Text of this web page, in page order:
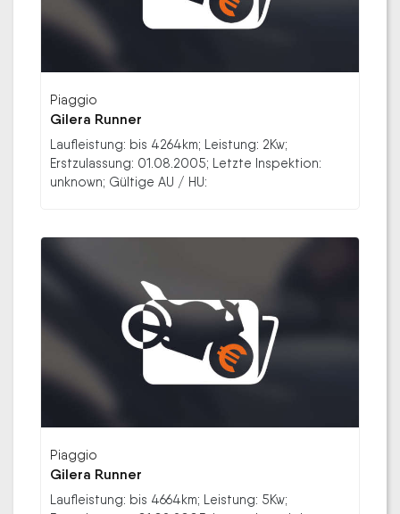
Piaggio
Gilera Runner
Laufleistung: bis 4264km; Leistung: 2Kw;
Erstzulassung: 01.08.2005; Letzte Inspektion:
unknown; Gültige AU / HU:
Piaggio
Gilera Runner
Laufleistung: bis 4664km; Leistung: 5Kw;